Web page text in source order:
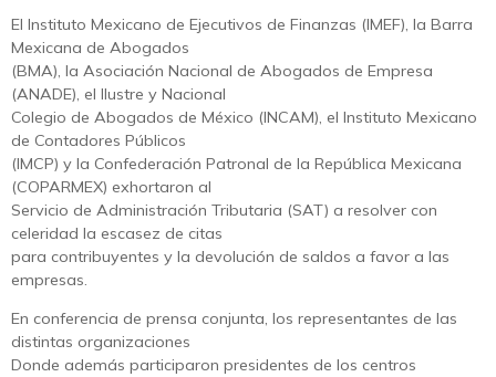
El Instituto Mexicano de Ejecutivos de Finanzas (IMEF), la Barra
Mexicana de Abogados
(BMA), la Asociación Nacional de Abogados de Empresa
(ANADE), el Ilustre y Nacional
Colegio de Abogados de México (INCAM), el Instituto Mexicano
de Contadores Públicos
(IMCP) y la Confederación Patronal de la República Mexicana
(COPARMEX) exhortaron al
Servicio de Administración Tributaria (SAT) a resolver con
celeridad la escasez de citas
para contribuyentes y la devolución de saldos a favor a las
empresas.
En conferencia de prensa conjunta, los representantes de las
distintas organizaciones
Donde además participaron presidentes de los centros